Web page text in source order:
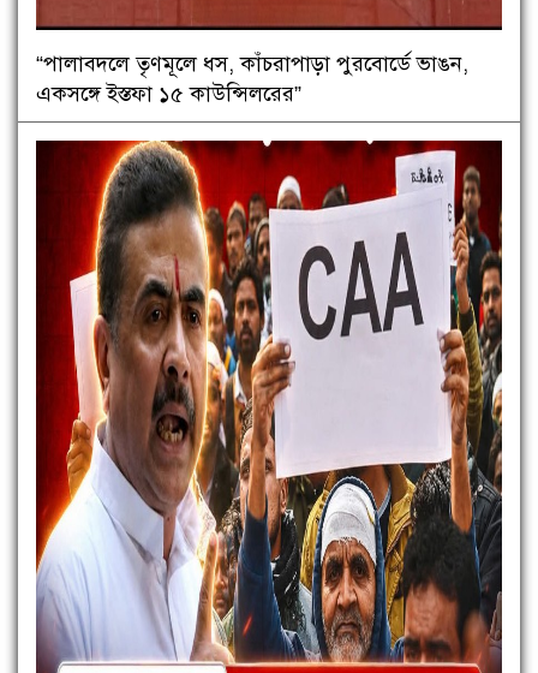
“পালাবদলে তৃণমূলে ধস, কাঁচরাপাড়া পুরবোর্ডে ভাঙন,
একসঙ্গে ইস্তফা ১৫ কাউন্সিলরের”